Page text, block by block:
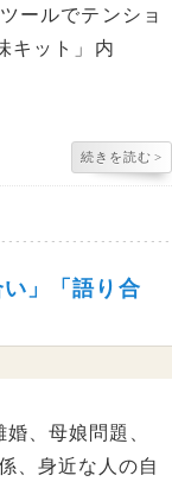
ールでテンショ
キット」内
続きを読む >
」「語り合
、母娘問題、
、身近な人の自